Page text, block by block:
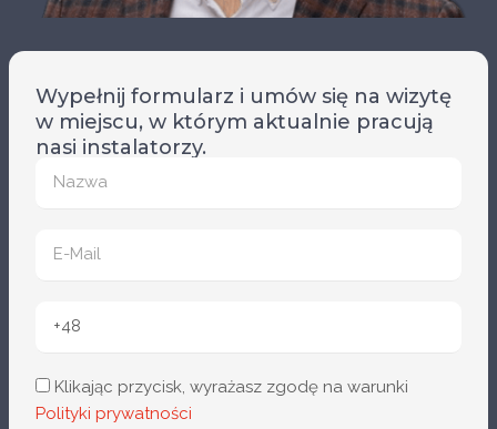
Wypełnij formularz i umów się na wizytę
w miejscu, w którym aktualnie pracują
nasi instalatorzy.
Klikając przycisk, wyrażasz zgodę na warunki
Polityki prywatności